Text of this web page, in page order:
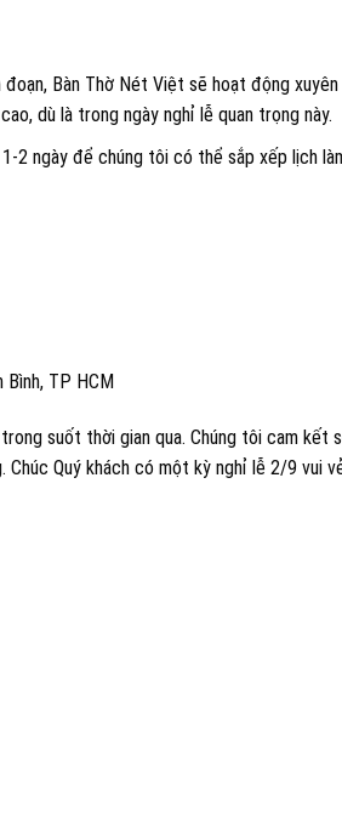
Bàn Thờ Nét Việt sẽ hoạt động
dù là trong ngày nghỉ lễ quan trọng này.
2 ngày để chúng tôi có thể sắp xếp lịch
TP HCM
suốt thời gian qua. Chúng tôi cam
Quý khách có một kỳ nghỉ lễ 2/9 vui